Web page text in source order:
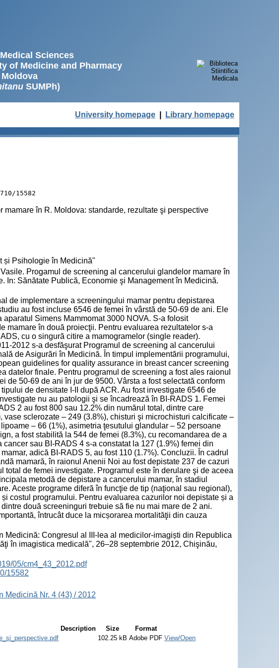
Sciences
of Medicine and Pharmacy
SUMPh)
University homepage Library homepage
15582
în R. Moldova: standarde, rezultate şi perspective
și Psihologie în Medicină"
Progamul de screening al cancerului glandelor mamare în
In: Sănătate Publică, Economie şi Management în Medicină.
de implementare a screeningului mamar pentru depistarea
au fost incluse 6546 de femei în vârstă de 50-69 de ani. Ele
Simens Mammomat 3000 NOVA. S-a folosit
mamare în două proiecţii. Pentru evaluarea rezultatelor s-a
cu o singură citire a mamogramelor (single reader).
2012 s-a desfăşurat Programul de screening al cancerului
de Asigurări în Medicină. În timpul implementării programului,
guidelines for quality assurance in breast cancer screening
datelor finale. Pentru programul de screening a fost ales raionul
de 50-69 de ani în jur de 9500. Vârsta a fost selectată conform
de densitate I-II după ACR. Au fost investigate 6546 de
nu au patologii şi se încadrează în BI-RADS 1. Femei
2 au fost 800 sau 12.2% din numărul total, dintre care
sclerozate – 249 (3.8%), chisturi şi microchisturi calcificate –
– 66 (1%), asimetria ţesutului glandular – 52 persoane
a fost stabilită la 544 de femei (8.3%), cu recomandarea de a
sau BI-RADS 4 s-a constatat la 127 (1.9%) femei din
adică BI-RADS 5, au fost 110 (1.7%). Concluzii. În cadrul
mamară, în raionul Anenii Noi au fost depistate 237 de cazuri
total de femei investigate. Programul este în derulare şi de aceea
metodă de depistare a cancerului mamar, în stadiul
Aceste programe diferă în funcţie de tip (naţional sau regional),
costul programului. Pentru evaluarea cazurilor noi depistate și a
două screeninguri trebuie să fie nu mai mare de 2 ani.
întrucât duce la micșorarea mortalităţii din cauza
Medicină: Congresul al III-lea al medicilor-imagiști din Republica
în imagistica medicală", 26–28 septembrie 2012, Chişinău,
05/cm4_43_2012.pdf
15582
Medicină Nr. 4 (43) / 2012
Description Size
Format
102.25 kB Adobe PDF View/Open